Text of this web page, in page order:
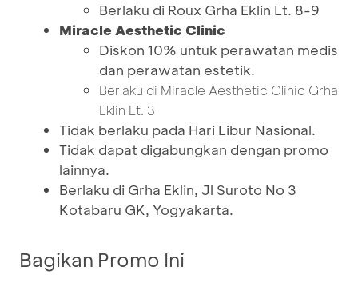
Berlaku di Roux Grha Eklin Lt. 8-9
Miracle Aesthetic Clinic
Diskon 10% untuk perawatan medis
dan perawatan estetik.
Berlaku di Miracle Aesthetic Clinic Grha
Eklin Lt. 3
Tidak berlaku pada Hari Libur Nasional.
Tidak dapat digabungkan dengan promo
lainnya.
Berlaku di Grha Eklin, Jl Suroto No 3
Kotabaru GK, Yogyakarta.
Bagikan Promo Ini